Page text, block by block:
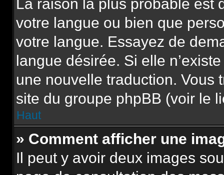
La raison la plus probable est
votre langue ou bien que
votre langue. Essayez de
langue désirée. Si elle
une nouvelle traduction. Vous
site du groupe phpBB (voir le
Haut
» Comment afficher une
Il peut y avoir deux images